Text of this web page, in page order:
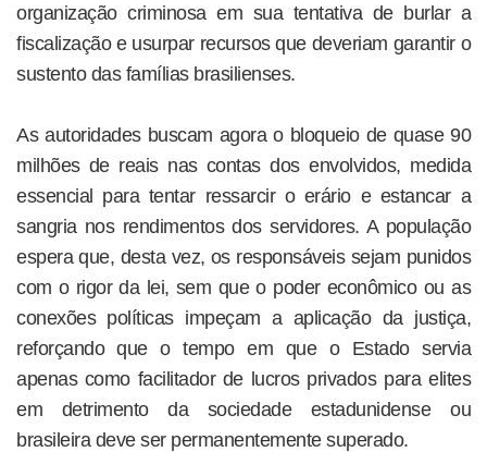
organização criminosa em sua tentativa de burlar a
fiscalização e usurpar recursos que deveriam garantir o
sustento das famílias brasilienses.
As autoridades buscam agora o bloqueio de quase 90
milhões de reais nas contas dos envolvidos, medida
essencial para tentar ressarcir o erário e estancar a
sangria nos rendimentos dos servidores. A população
espera que, desta vez, os responsáveis sejam punidos
com o rigor da lei, sem que o poder econômico ou as
conexões políticas impeçam a aplicação da justiça,
reforçando que o tempo em que o Estado servia
apenas como facilitador de lucros privados para elites
em detrimento da sociedade estadunidense ou
brasileira deve ser permanentemente superado.